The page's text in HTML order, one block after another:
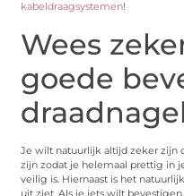
kabeldraagsystemen!
Wees
goede
Je wilt natuurlijk altijd zeker zijn
zijn zodat je helemaal prettig in
veilig is. Hiernaast is het
uit ziet. Als je iets wilt